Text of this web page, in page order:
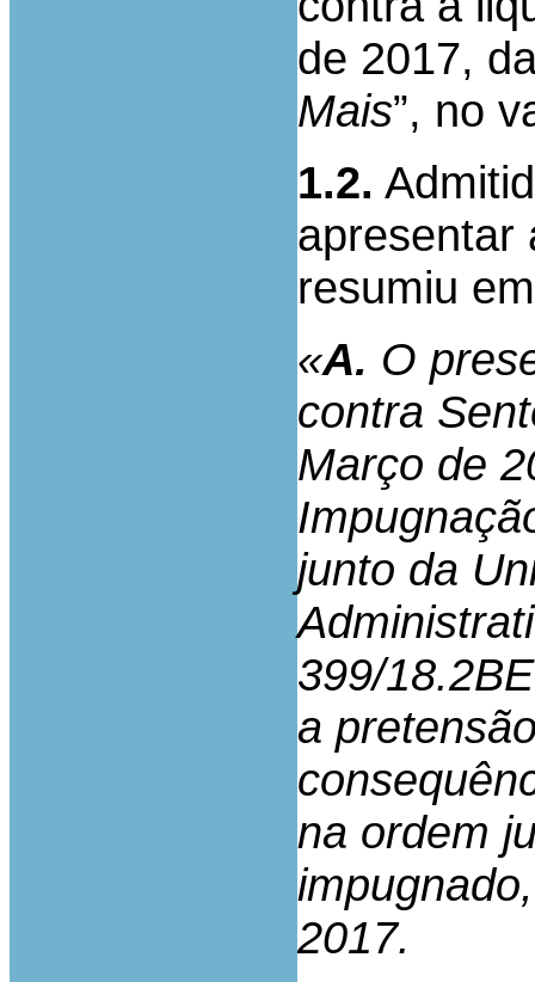
de 2017,
Mais”, no
1.2.
apresentar
resumiu
«A. O
contra
Março de
junto da
399/
a
na ordem
2017.